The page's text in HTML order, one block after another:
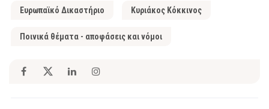
Ευρωπαϊκό Δικαστήριο Κυριάκος Κόκκινος
Ποινικά θέματα - αποφάσεις και νόμοι